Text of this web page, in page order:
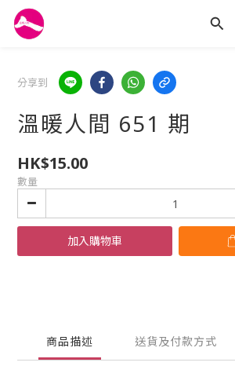
分享到
溫暖人間 651 期
HK$15.00
數量
加入購物車
商品描述 送貨及付款方式